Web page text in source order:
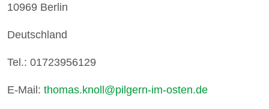
10969 Berlin
Deutschland
Tel.: 01723956129
E-Mail: thomas.knoll@pilgern-im-osten.de